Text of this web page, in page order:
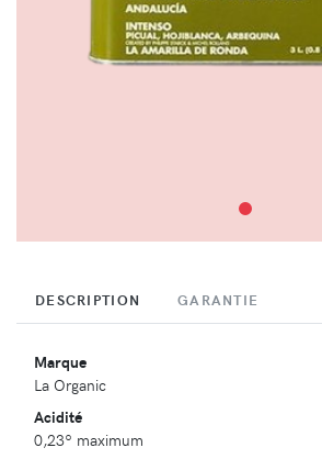
DESCRIPTION GARANTIE
Marque
La Organic
Acidité
0,23º maximum